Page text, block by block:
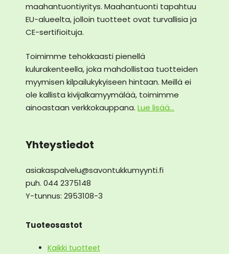
maahantuontiyritys. Maahantuonti tapahtuu
EU-alueelta, jolloin tuotteet ovat turvallisia ja
CE-sertifioituja.
Toimimme tehokkaasti pienellä
kulurakenteella, joka mahdollistaa tuotteiden
myymisen kilpailukykyiseen hintaan. Meillä ei
ole kallista kivijalkamyymälää, toimimme
ainoastaan verkkokauppana. Lue lisää...
Yhteystiedot
asiakaspalvelu@savontukkumyynti.fi
puh. 044 2375148
Y-tunnus: 2953108-3
Tuoteosastot
Kaikki tuotteet